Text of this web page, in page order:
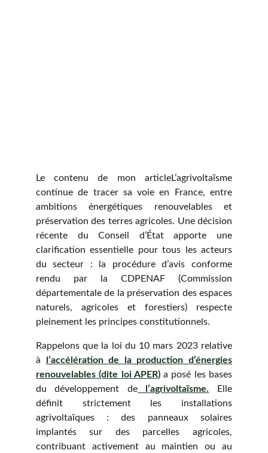
Le contenu de mon articleL’agrivoltaïsme
continue de tracer sa voie en France, entre
ambitions énergétiques renouvelables et
préservation des terres agricoles. Une décision
récente du Conseil d’État apporte une
clarification essentielle pour tous les acteurs
du secteur : la procédure d’avis conforme
rendu par la CDPENAF (Commission
départementale de la préservation des espaces
naturels, agricoles et forestiers) respecte
pleinement les principes constitutionnels.
Rappelons que la loi du 10 mars 2023 relative
à
l’accélération de la production d’énergies
renouvelables (dite loi APER)a posé les bases
du développement del’agrivoltaïsme. Elle
définit strictement les installations
agrivoltaïques : des panneaux solaires
implantés sur des parcelles agricoles,
contribuant activement au maintien ou au